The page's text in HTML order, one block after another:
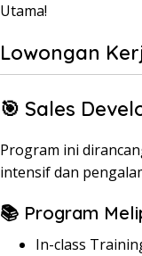
Utama!
Lowongan
🎯 Sales
Program ini
intensif dan
📚 Program
In-class